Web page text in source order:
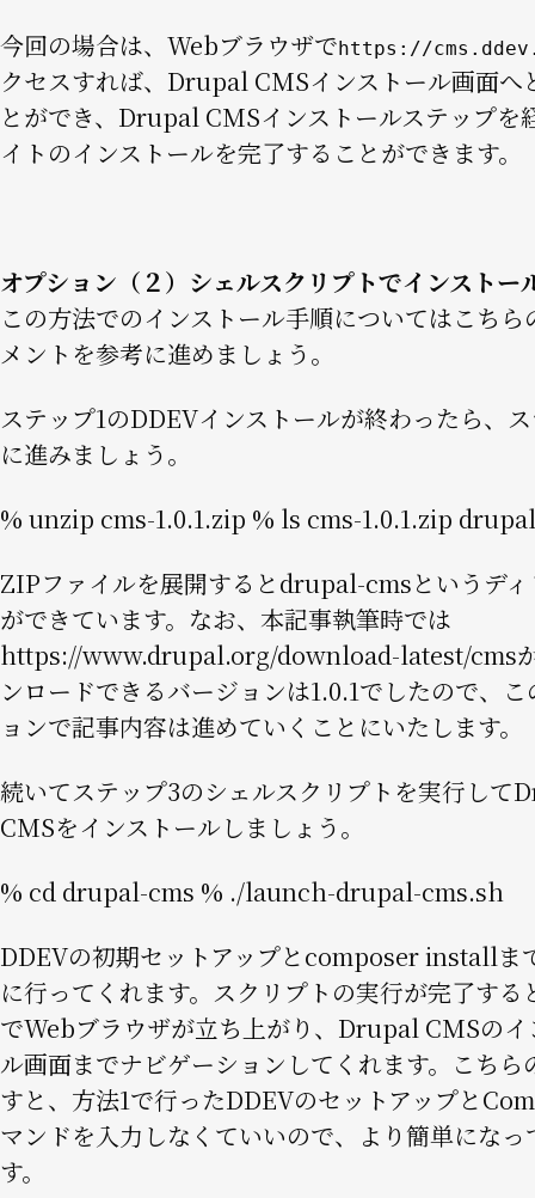
今回の場合は、Webブラウザで https://
クセスすれば、Drupal CMSインストール画面へ
とができ、Drupal CMSインストールステップを
イトのインストールを完了することができます。
オプション（２）シェルスクリプトでインストー
この方法でのインストール手順についてはこちら
メント を参考に進めましょう。
ステップ1のDDEVインストールが終わったら、
に進みましょう。
% unzip cms-1.0.1.zip % ls cms-1.0.1.zip
ZIPファイルを展開するとdrupal-cmsというディ
ができています。なお、本記事執筆時では
https://www.drupal.org/download-latest/cms
ンロードできるバージョンは1.0.1でしたので、
ョンで記事内容は進めていくことにいたします。
続いてステップ3のシェルスクリプトを実行して
CMSをインストールしましょう。
% cd drupal-cms % ./launch-drupal-cms.sh
DDEVの初期セットアップとcomposer installま
に行ってくれます。スクリプトの実行が完了する
でWebブラウザが立ち上がり、Drupal CMSのイ
ル画面までナビゲーションしてくれます。こちら
すと、方法1で行ったDDEVのセットアップと
マンドを入力しなくていいので、より簡単になっ
す。